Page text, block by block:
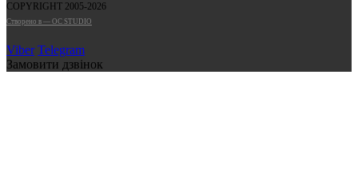
COPYRIGHT 2005-2026
Cтворено в — OC STUDIO
Viber Telegram
Замовити дзвінок